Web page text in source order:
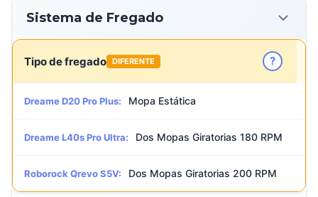
Sistema de Fregado
Tipo de fregado DIFERENTE ?
Dreame D20 Pro Plus: Mopa Estática
Dreame L40s Pro Ultra: Dos Mopas Giratorias 180 RPM
Roborock Qrevo S5V: Dos Mopas Giratorias 200 RPM